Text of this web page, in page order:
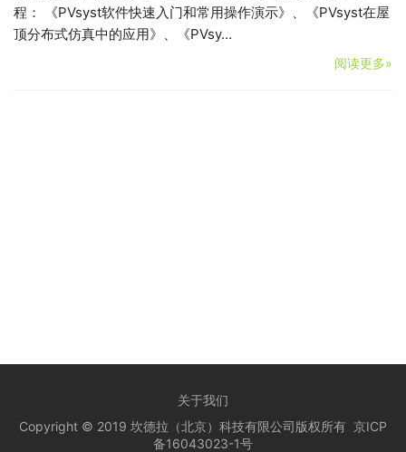
程： 《PVsyst软件快速入门和常用操作演示》、《PVsyst在屋
顶分布式仿真中的应用》、《PVsy…
阅读更多»
关于我们
Copyright © 2019 坎德拉（北京）科技有限公司版权所有 京ICP
备16043023-1号